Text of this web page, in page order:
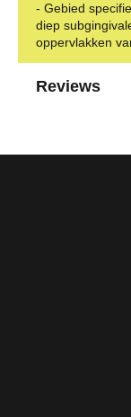
- Gebied
diep
oppervlakken
Reviews